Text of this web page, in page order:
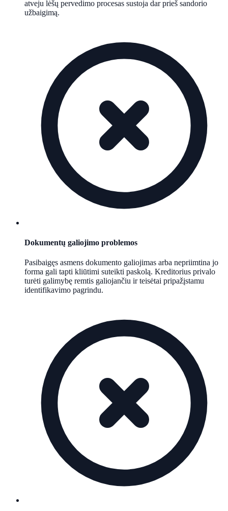
atveju lėšų pervedimo procesas sustoja dar prieš sandorio
užbaigimą.
Dokumentų galiojimo problemos
Pasibaigęs asmens dokumento galiojimas arba nepriimtina jo
forma gali tapti kliūtimi suteikti paskolą. Kreditorius privalo
turėti galimybę remtis galiojančiu ir teisėtai pripažįstamu
identifikavimo pagrindu.